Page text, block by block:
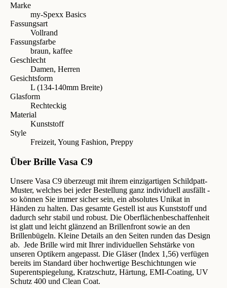
Marke
my-Spexx Basics
Fassungsart
Vollrand
Fassungsfarbe
braun, kaffee
Geschlecht
Damen, Herren
Gesichtsform
L (134-140mm Breite)
Glasform
Rechteckig
Material
Kunststoff
Style
Freizeit, Young Fashion, Preppy
Über Brille Vasa C9
Unsere Vasa C9 überzeugt mit ihrem einzigartigen Schildpatt-
Muster, welches bei jeder Bestellung ganz individuell ausfällt -
so können Sie immer sicher sein, ein absolutes Unikat in
Händen zu halten. Das gesamte Gestell ist aus Kunststoff und
dadurch sehr stabil und robust. Die Oberflächenbeschaffenheit
ist glatt und leicht glänzend an Brillenfront sowie an den
Brillenbügeln. Kleine Details an den Seiten runden das Design
ab. Jede Brille wird mit Ihrer individuellen Sehstärke von
unseren Optikern angepasst. Die Gläser (Index 1,56) verfügen
bereits im Standard über hochwertige Beschichtungen wie
Superentspiegelung, Kratzschutz, Härtung, EMI-Coating, UV
Schutz 400 und Clean Coat.